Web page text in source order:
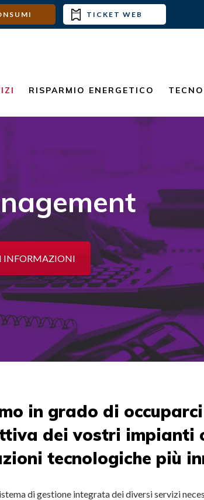
TICKET WEB
RISPARMIO ENERGETICO
INFORMAZIONI
in grado di
dei vostri
tecnologiche più
di gestione integrata dei diversi servizi